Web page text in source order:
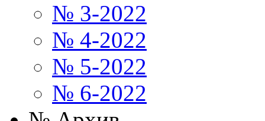
№ 3-2022
№ 4-2022
№ 5-2022
№ 6-2022